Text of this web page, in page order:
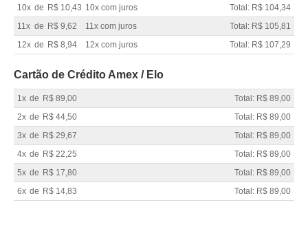
10x de R$ 10,43 10x com juros
Total: R$ 104,34
11x de R$ 9,62 11x com juros
Total: R$ 105,81
12x de R$ 8,94 12x com juros Total: R$ 107,29
Cartão de Crédito Amex / Elo
1x de R$ 89,00
Total: R$ 89,00
2x de R$ 44,50
Total: R$ 89,00
3x de R$ 29,67
Total: R$ 89,00
4x de R$ 22,25
Total: R$ 89,00
5x de R$ 17,80
Total: R$ 89,00
6x de R$ 14,83 Total: R$ 89,00